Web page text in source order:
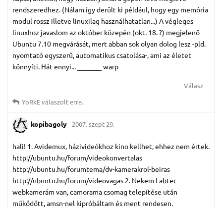
rendszeredhez. (Nálam így derült ki például, hogy egy memória
modul rossz illetve linuxilag használhatatlan...) A végleges
linuxhoz javaslom az október közepén (okt. 18. ?) megjelenő
Ubuntu 7.10 megvárását, mert abban sok olyan dolog lesz -pld.
nyomtató egyszerű, automatikus csatolása-, ami az életet
könnyíti. Hát ennyi... _______ warp
Válasz
YoRkEválaszolt erre.
kopibagoly 2007. szept 29.
hali! 1. Avidemux, házivideókhoz kino kellhet, ehhez nem értek.
http://ubuntu.hu/forum/videokonvertalas
http://ubuntu.hu/forumtema/dv-kamerakrol-beiras
http://ubuntu.hu/forum/videovagas 2. Nekem Labtec
webkamerám van, camorama csomag telepítése után
működött, amsn-nel kipróbáltam és ment rendesen.